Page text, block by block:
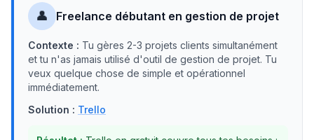
👤 Freelance débutant en gestion de projet
Contexte : Tu gères 2-3 projets clients simultanément
et tu n'as jamais utilisé d'outil de gestion de projet. Tu
veux quelque chose de simple et opérationnel
immédiatement.
Solution : Trello